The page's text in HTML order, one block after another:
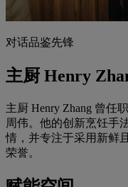
对话品鉴先锋
主厨 Henry
主厨 Henry Zhang 曾任
周伟。他的创新烹饪手
情，并专注于采用新鲜
荣誉。